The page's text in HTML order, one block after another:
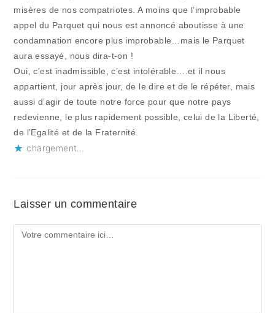
misères de nos compatriotes. A moins que l’improbable
appel du Parquet qui nous est annoncé aboutisse à une
condamnation encore plus improbable…mais le Parquet
aura essayé, nous dira-t-on !
Oui, c’est inadmissible, c’est intolérable….et il nous
appartient, jour après jour, de le dire et de le répéter, mais
aussi d’agir de toute notre force pour que notre pays
redevienne, le plus rapidement possible, celui de la Liberté,
de l’Egalité et de la Fraternité.
chargement…
Laisser un commentaire
Comment